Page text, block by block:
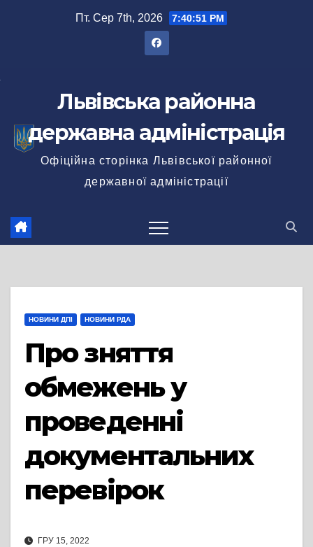
Пт. Сер 7th, 2026 7:40:51 PM
Львівська районна
державна адміністрація
Офіційна сторінка Львівської районної
державної адміністрації
НОВИНИ ДПІ НОВИНИ РДА
Про зняття
обмежень у
проведенні
документальних
перевірок
ГРУ 15, 2022